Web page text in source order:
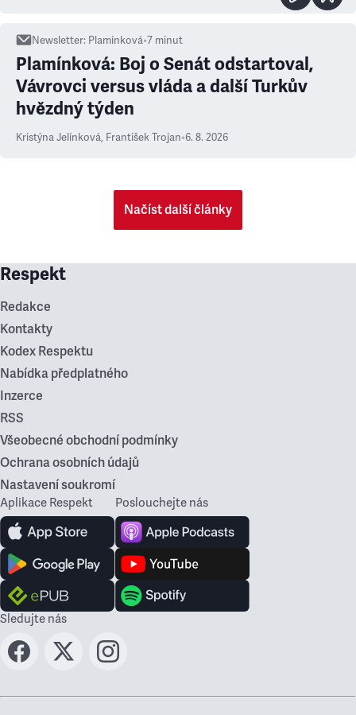
Newsletter: Plamínková•7 minut
Plamínková: Boj o Senát odstartoval,
Vávrovci versus vláda a další Turkův
hvězdný týden
Kristýna Jelínková, František Trojan•6. 8. 2026
Načíst další články
Respekt
Redakce
Kontakty
Kodex Respektu
Nabídka předplatného
Inzerce
RSS
Všeobecné obchodní podmínky
Ochrana osobních údajů
Nastavení soukromí
Aplikace Respekt Poslouchejte nás
Sledujte nás